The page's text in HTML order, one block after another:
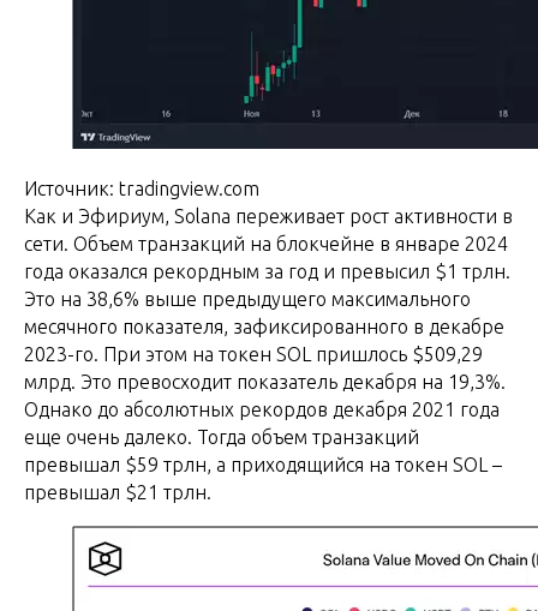
Источник: tradingview.com
Как и Эфириум, Solana переживает рост активности в
сети. Объем транзакций на блокчейне в январе 2024
года оказался рекордным за год и превысил $1 трлн.
Это на 38,6% выше предыдущего максимального
месячного показателя, зафиксированного в декабре
2023-го. При этом на токен SOL пришлось $509,29
млрд. Это превосходит показатель декабря на 19,3%.
Однако до абсолютных рекордов декабря 2021 года
еще очень далеко. Тогда объем транзакций
превышал $59 трлн, а приходящийся на токен SOL –
превышал $21 трлн.